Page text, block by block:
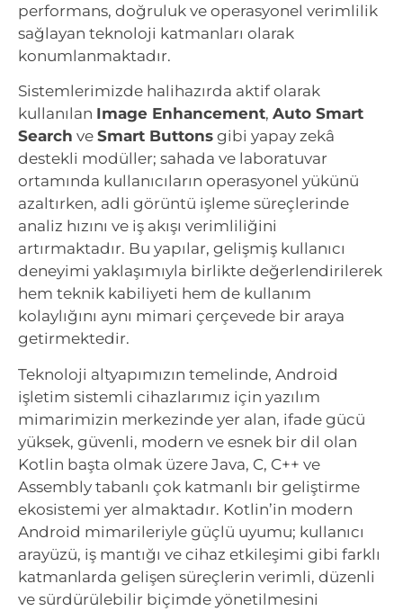
performans, doğruluk ve operasyonel verimlilik
sağlayan teknoloji katmanları olarak
konumlanmaktadır.
Sistemlerimizde halihazırda aktif olarak
kullanılan Image Enhancement, Auto Smart
Search ve Smart Buttons gibi yapay zekâ
destekli modüller; sahada ve laboratuvar
ortamında kullanıcıların operasyonel yükünü
azaltırken, adli görüntü işleme süreçlerinde
analiz hızını ve iş akışı verimliliğini
artırmaktadır. Bu yapılar, gelişmiş kullanıcı
deneyimi yaklaşımıyla birlikte değerlendirilerek
hem teknik kabiliyeti hem de kullanım
kolaylığını aynı mimari çerçevede bir araya
getirmektedir.
Teknoloji altyapımızın temelinde, Android
işletim sistemli cihazlarımız için yazılım
mimarimizin merkezinde yer alan, ifade gücü
yüksek, güvenli, modern ve esnek bir dil olan
Kotlin başta olmak üzere Java, C, C++ ve
Assembly tabanlı çok katmanlı bir geliştirme
ekosistemi yer almaktadır. Kotlin’in modern
Android mimarileriyle güçlü uyumu; kullanıcı
arayüzü, iş mantığı ve cihaz etkileşimi gibi farklı
katmanlarda gelişen süreçlerin verimli, düzenli
ve sürdürülebilir biçimde yönetilmesini